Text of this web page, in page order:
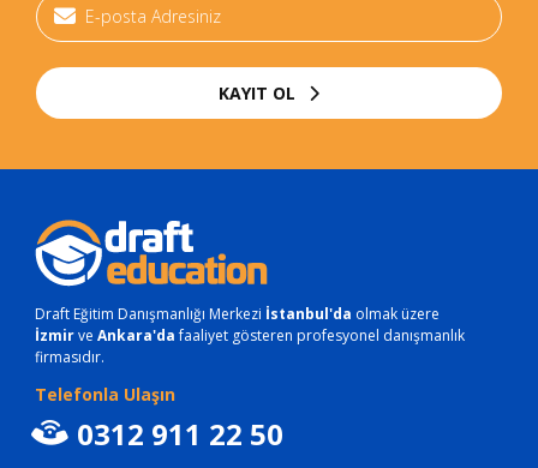
KAYIT OL
Draft Eğitim Danışmanlığı Merkezi İstanbul'da olmak üzere
İzmirve Ankara'dafaaliyet gösteren profesyonel danışmanlık
firmasıdır.
Telefonla Ulaşın
0312 911 22 50